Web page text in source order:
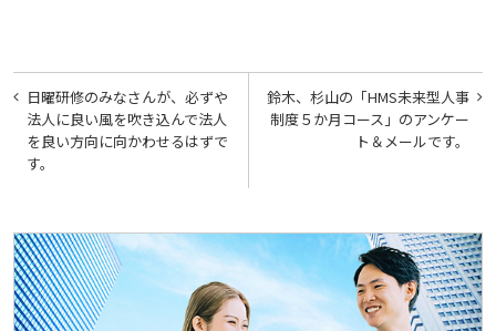
投
稿
ナ
ゲ
ー
シ
鈴木、杉山の「HMS未来型人事
制度５か月コース」のアンケー
ト＆メールです。
日曜研修のみなさんが、必ずや
法人に良い風を吹き込んで法人
を良い方向に向かわせるはずで
す。